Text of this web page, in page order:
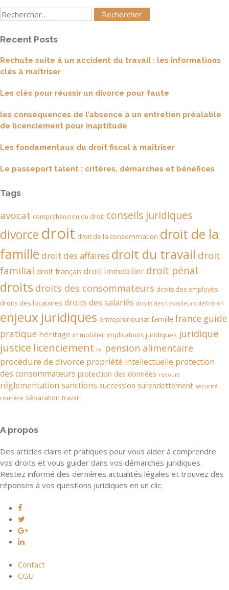
Rechercher
Recent Posts
Rechute suite à un accident du travail : les informations
clés à maîtriser
Les clés pour réussir un divorce pour faute
les conséquences de l’absence à un entretien préalable
de licenciement pour inaptitude
Les fondamentaux du droit fiscal à maîtriser
Le passeport talent : critères, démarches et bénéfices
Tags
avocat compréhension du droit conseils juridiques
divorce droit droit de la consommation droit de la
famille droit des affaires droit du travail droit
familial droit français droit immobilier droit pénal
droits droits des consommateurs droits des employés
droits des locataires droits des salariés droits des travailleurs définition
enjeux juridiques entrepreneuriat famille france guide
pratique héritage immobilier implications juridiques juridique
justice licenciement loi pension alimentaire
procédure de divorce propriété intellectuelle protection
des consommateurs protection des données recours
réglementation sanctions succession surendettement sécurité
routière séparation travail
A propos
Des articles clairs et pratiques pour vous aider à comprendre
vos droits et vous guider dans vos démarches juridiques.
Restez informé des dernières actualités légales et trouvez des
réponses à vos questions juridiques en un clic.
Contact
CGU